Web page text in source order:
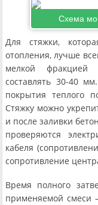
Схема
Для стяжки,
отопления, лучше
мелкой
составлять 30-40
покрытия теплого
Стяжку можно
и после заливки
проверяются
кабеля
сопротивление
Время полного
применяемой смеси